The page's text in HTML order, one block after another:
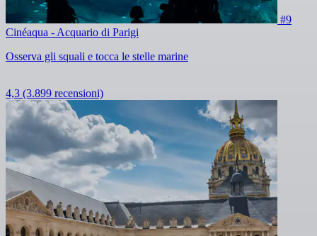
#9
Cinéaqua - Acquario di Parigi
Osserva gli squali e tocca le stelle marine
4,3 (3.899 recensioni)